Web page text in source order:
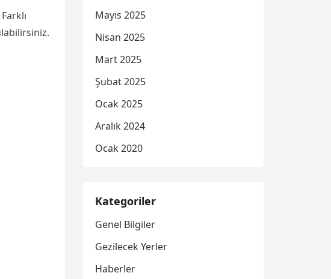
Mayıs 2025
Nisan 2025
Mart 2025
Şubat 2025
Ocak 2025
Aralık 2024
Ocak 2020
Kategoriler
Genel Bilgiler
Gezilecek Yerler
Haberler